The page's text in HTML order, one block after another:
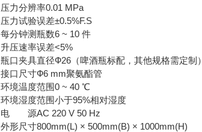
压力分辨率0.01 MPa
压力试验误差±0.5%F.S
每分钟测瓶数6 ~ 10 件
升压速率误差<5%
瓶口夹具直径Ф26（啤酒瓶标配，其他规格需定制）
接口尺寸Ф6 mm聚氨酯管
环境温度范围0 ~ 40 ℃
环境湿度范围小于95%相对湿度
电 源AC 220 V 50 Hz
外形尺寸800mm(L) × 500mm(B) × 1000mm(H)